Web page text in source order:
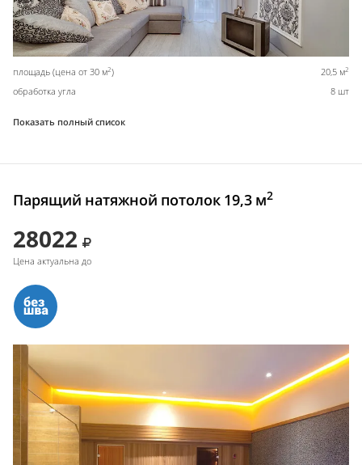
площадь (цена от 30 м2) 20,5 м2
обработка угла 8 шт
Показать полный список
Парящий натяжной потолок 19,3 м2
28022
Цена актуальна до